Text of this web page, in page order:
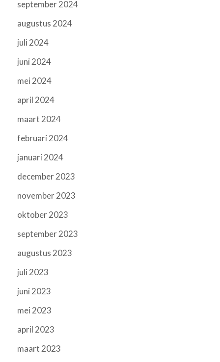
september 2024
augustus 2024
juli 2024
juni 2024
mei 2024
april 2024
maart 2024
februari 2024
januari 2024
december 2023
november 2023
oktober 2023
september 2023
augustus 2023
juli 2023
juni 2023
mei 2023
april 2023
maart 2023